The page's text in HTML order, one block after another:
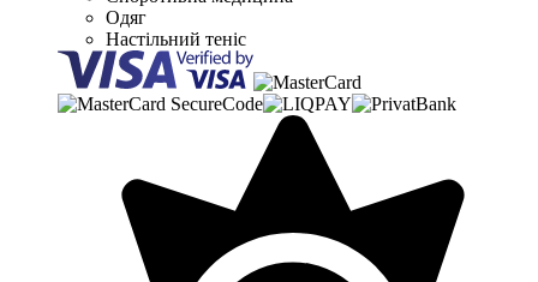
Одяг
Настільний теніс